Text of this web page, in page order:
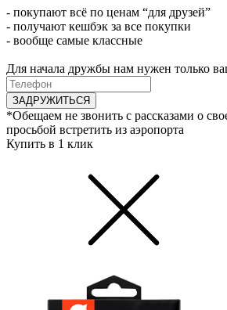
- покупают всё по ценам “для друзей”
- получают кешбэк за все покупки
- вообще самые классные
Для начала дружбы нам нужен только
ЗАДРУЖИТЬСЯ
*Обещаем не звонить с рассказами о
просьбой встретить из аэропорта
Купить в 1 клик